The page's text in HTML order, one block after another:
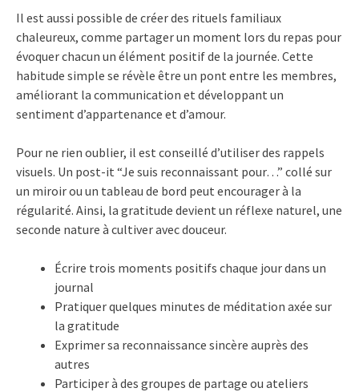
Il est aussi possible de créer des rituels familiaux
chaleureux, comme partager un moment lors du repas pour
évoquer chacun un élément positif de la journée. Cette
habitude simple se révèle être un pont entre les membres,
améliorant la communication et développant un
sentiment d’appartenance et d’amour.
Pour ne rien oublier, il est conseillé d’utiliser des rappels
visuels. Un post-it “Je suis reconnaissant pour…” collé sur
un miroir ou un tableau de bord peut encourager à la
régularité. Ainsi, la gratitude devient un réflexe naturel, une
seconde nature à cultiver avec douceur.
Écrire trois moments positifs chaque jour dans un
journal
Pratiquer quelques minutes de méditation axée sur
la gratitude
Exprimer sa reconnaissance sincère auprès des
autres
Participer à des groupes de partage ou ateliers